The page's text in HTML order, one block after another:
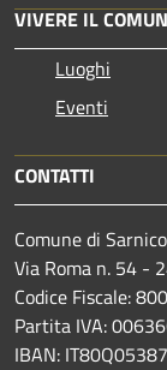
VIVERE IL
Luoghi
Eventi
CONTATTI
Comune di
Via Roma n. 54 -
Codice Fiscale:
Partita IVA:
IBAN: